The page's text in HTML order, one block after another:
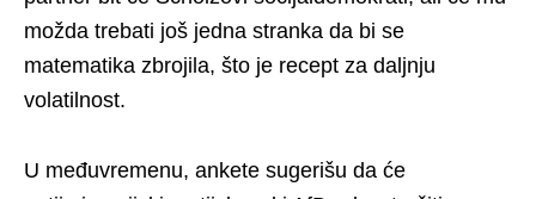
možda trebati još jedna stranka da bi se
matematika zbrojila, što je recept za daljnju
volatilnost.
U međuvremenu, ankete sugerišu da će